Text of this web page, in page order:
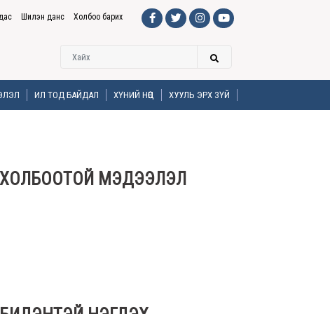
Шилэн данс Холбоо барих
ИЛ ТОД БАЙДАЛ ХҮНИЙ НӨӨЦ ХУУЛЬ ЭРХ ЗҮЙ
ХОЛБООТОЙ МЭДЭЭЛЭЛ